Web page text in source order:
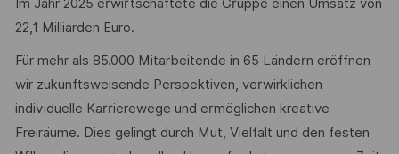
Im Jahr 2025 erwirtschaftete die Gruppe einen Umsatz von
22,1 Milliarden Euro.
Für mehr als 85.000 Mitarbeitende in 65 Ländern eröffnen
wir zukunftsweisende Perspektiven, verwirklichen
individuelle Karrierewege und ermöglichen kreative
Freiräume. Dies gelingt durch Mut, Vielfalt und den festen